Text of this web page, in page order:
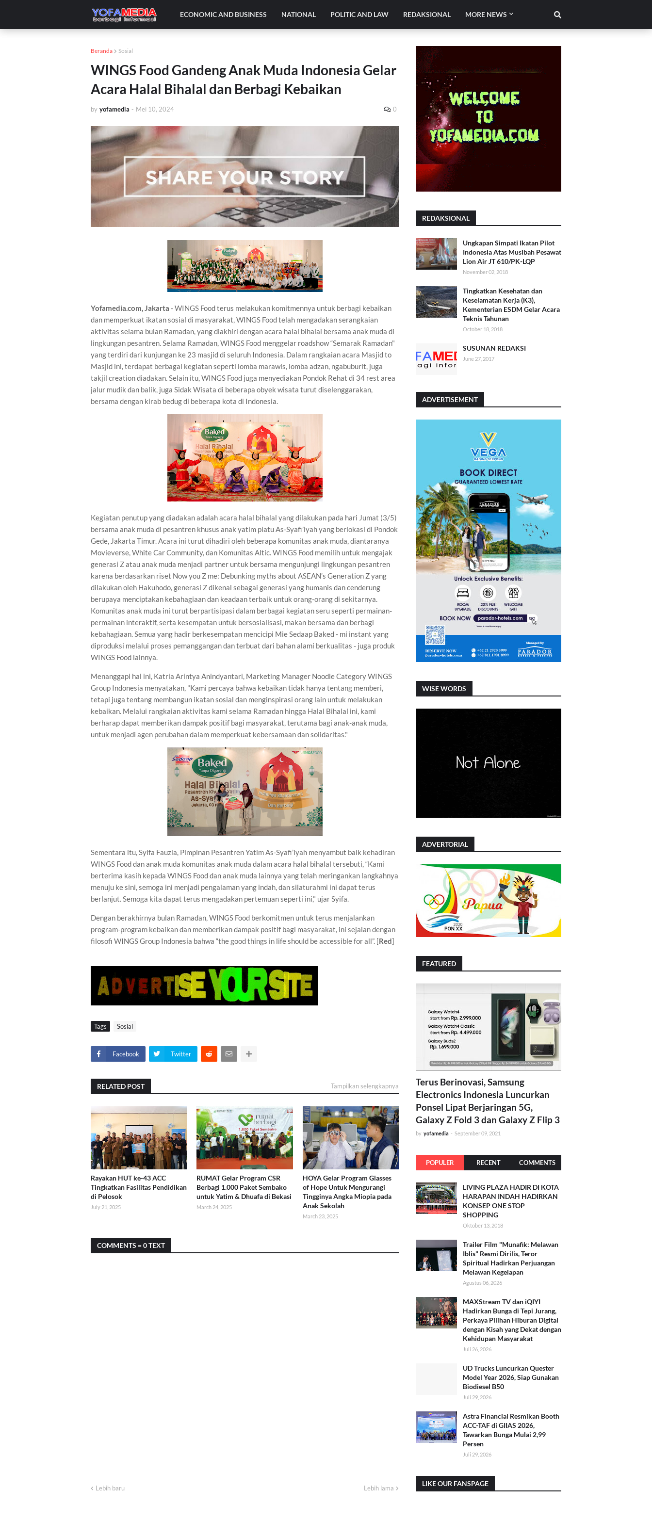
ECONOMIC AND BUSINESS NATIONAL POLITIC AND LAW REDAKSIONAL MORE NEWS
Beranda Sosial
WINGS Food Gandeng Anak Muda Indonesia Gelar
Acara Halal Bihalal dan Berbagi Kebaikan
by yofamedia - Mei 10, 2024 0
Yofamedia.com, Jakarta - WINGS Food terus melakukan komitmennya untuk berbagi kebaikan
dan memperkuat ikatan sosial di masyarakat, WINGS Food telah mengadakan serangkaian
aktivitas selama bulan Ramadan, yang diakhiri dengan acara halal bihalal bersama anak muda di
lingkungan pesantren. Selama Ramadan, WINGS Food menggelar roadshow “Semarak Ramadan"
yang terdiri dari kunjungan ke 23 masjid di seluruh Indonesia. Dalam rangkaian acara Masjid to
Masjid ini, terdapat berbagai kegiatan seperti lomba marawis, lomba adzan, ngabuburit, juga
takjil creation diadakan. Selain itu, WINGS Food juga menyediakan Pondok Rehat di 34 rest area
jalur mudik dan balik, juga Sidak Wisata di beberapa obyek wisata turut diselenggarakan,
bersama dengan kirab bedug di beberapa kota di Indonesia.
Kegiatan penutup yang diadakan adalah acara halal bihalal yang dilakukan pada hari Jumat (3/5)
bersama anak muda di pesantren khusus anak yatim piatu As-Syafi’iyah yang berlokasi di Pondok
Gede, Jakarta Timur. Acara ini turut dihadiri oleh beberapa komunitas anak muda, diantaranya
Movieverse, White Car Community, dan Komunitas Altic. WINGS Food memilih untuk mengajak
generasi Z atau anak muda menjadi partner untuk bersama mengunjungi lingkungan pesantren
karena berdasarkan riset Now you Z me: Debunking myths about ASEAN’s Generation Z yang
dilakukan oleh Hakuhodo, generasi Z dikenal sebagai generasi yang humanis dan cenderung
berupaya menciptakan kebahagiaan dan keadaan terbaik untuk orang-orang di sekitarnya.
Komunitas anak muda ini turut berpartisipasi dalam berbagai kegiatan seru seperti permainan-
permainan interaktif, serta kesempatan untuk bersosialisasi, makan bersama dan berbagi
kebahagiaan. Semua yang hadir berkesempatan mencicipi Mie Sedaap Baked - mi instant yang
diproduksi melalui proses pemanggangan dan terbuat dari bahan alami berkualitas - juga produk
WINGS Food lainnya.
Menanggapi hal ini, Katria Arintya Anindyantari, Marketing Manager Noodle Category WINGS
Group Indonesia menyatakan, "Kami percaya bahwa kebaikan tidak hanya tentang memberi,
tetapi juga tentang membangun ikatan sosial dan menginspirasi orang lain untuk melakukan
kebaikan. Melalui rangkaian aktivitas kami selama Ramadan hingga Halal Bihalal ini, kami
berharap dapat memberikan dampak positif bagi masyarakat, terutama bagi anak-anak muda,
untuk menjadi agen perubahan dalam memperkuat kebersamaan dan solidaritas."
Sementara itu, Syifa Fauzia, Pimpinan Pesantren Yatim As-Syafi’iyah menyambut baik kehadiran
WINGS Food dan anak muda komunitas anak muda dalam acara halal bihalal tersebuti, “Kami
berterima kasih kepada WINGS Food dan anak muda lainnya yang telah meringankan langkahnya
menuju ke sini, semoga ini menjadi pengalaman yang indah, dan silaturahmi ini dapat terus
berlanjut. Semoga kita dapat terus mengadakan pertemuan seperti ini," ujar Syifa.
Dengan berakhirnya bulan Ramadan, WINGS Food berkomitmen untuk terus menjalankan
program-program kebaikan dan memberikan dampak positif bagi masyarakat, ini sejalan dengan
filosofi WINGS Group Indonesia bahwa “the good things in life should be accessible for all”. [Red]
Tags Sosial
Facebook Twitter
RELATED POST Tampilkan selengkapnya
Rayakan HUT ke-43 ACC
Tingkatkan Fasilitas Pendidikan
di Pelosok
July 21, 2025
RUMAT Gelar Program CSR
Berbagi 1.000 Paket Sembako
untuk Yatim & Dhuafa di Bekasi
March 24, 2025
HOYA Gelar Program Glasses
of Hope Untuk Mengurangi
Tingginya Angka Miopia pada
Anak Sekolah
March 23, 2025
COMMENTS = 0 TEXT
Lebih baru Lebih lama
REDAKSIONAL
Ungkapan Simpati Ikatan Pilot
Indonesia Atas Musibah Pesawat
Lion Air JT 610/PK-LQP
November 02, 2018
Tingkatkan Kesehatan dan
Keselamatan Kerja (K3),
Kementerian ESDM Gelar Acara
Teknis Tahunan
October 18, 2018
SUSUNAN REDAKSI
June 27, 2017
ADVERTISEMENT
WISE WORDS
ADVERTORIAL
FEATURED
Terus Berinovasi, Samsung
Electronics Indonesia Luncurkan
Ponsel Lipat Berjaringan 5G,
Galaxy Z Fold 3 dan Galaxy Z Flip 3
by yofamedia - September 09, 2021
POPULER RECENT COMMENTS
LIVING PLAZA HADIR DI KOTA
HARAPAN INDAH HADIRKAN
KONSEP ONE STOP
SHOPPING
Oktober 13, 2018
Trailer Film "Munafik: Melawan
Iblis" Resmi Dirilis, Teror
Spiritual Hadirkan Perjuangan
Melawan Kegelapan
Agustus 06, 2026
MAXStream TV dan iQIYI
Hadirkan Bunga di Tepi Jurang,
Perkaya Pilihan Hiburan Digital
dengan Kisah yang Dekat dengan
Kehidupan Masyarakat
Juli 26, 2026
UD Trucks Luncurkan Quester
Model Year 2026, Siap Gunakan
Biodiesel B50
Juli 29, 2026
Astra Financial Resmikan Booth
ACC-TAF di GIIAS 2026,
Tawarkan Bunga Mulai 2,99
Persen
Juli 29, 2026
LIKE OUR FANSPAGE